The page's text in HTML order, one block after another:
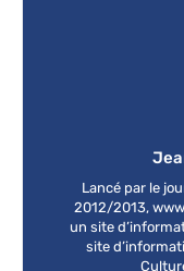
Lancé par le
2012/2013,
un site
site